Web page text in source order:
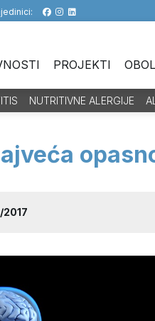
PROJEKTI
NUTRITIVNE ALERGIJE